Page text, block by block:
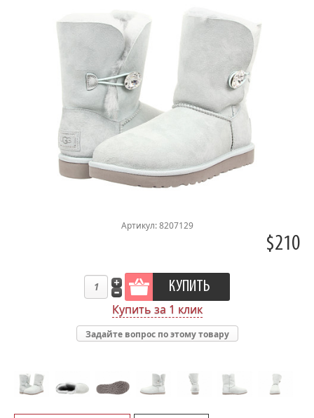
Артикул: 8207129
$210
Купить за 1 клик
Задайте вопрос по этому товару